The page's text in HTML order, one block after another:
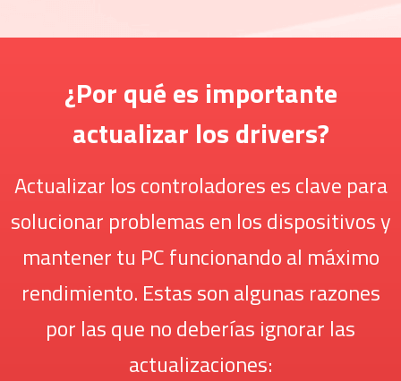
¿Por qué es importante
actualizar los drivers?
Actualizar los controladores es clave para
solucionar problemas en los dispositivos y
mantener tu PC funcionando al máximo
rendimiento. Estas son algunas razones
por las que no deberías ignorar las
actualizaciones: